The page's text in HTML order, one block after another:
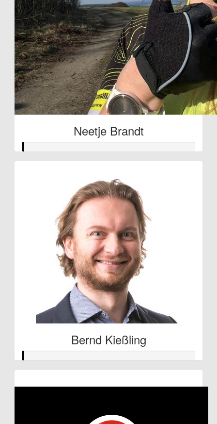
Neetje Brandt
Bernd Kießling